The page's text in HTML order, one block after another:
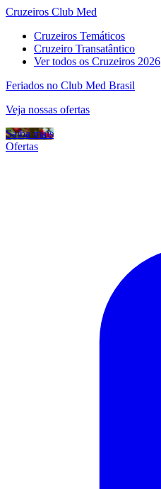
Cruzeiros Club Med
Cruzeiros Temáticos
Cruzeiro Transatântico
Ver todos os Cruzeiros 2026
Feriados no Club Med Brasil
Veja nossas ofertas
Saiba mais
Ofertas